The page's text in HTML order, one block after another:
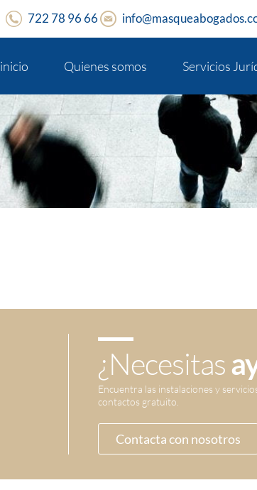
722 78 96 66
inicio Quienes somos Servicios
¿Necesitas
Encuentra las instalaciones y
contactos gratuito.
Contacta con nosotros